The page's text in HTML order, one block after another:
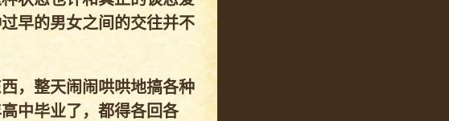
早的男女之间的交往并不
，整天闹闹哄哄地搞各种
中毕业了，都得各回各